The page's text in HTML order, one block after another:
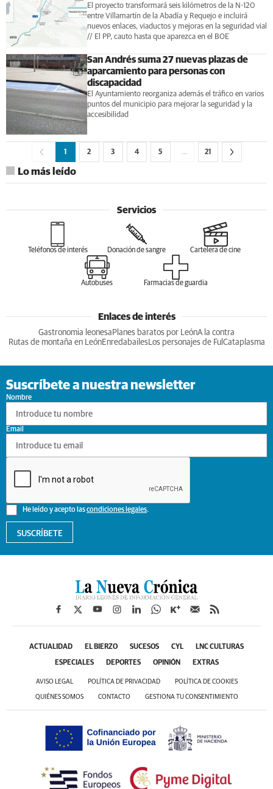
El proyecto transformará seis kilómetros de la N-120
entre Villamartín de la Abadía y Requejo e incluirá
nuevos enlaces, viaductos y mejoras en la seguridad vial
// El PP, cauto hasta que aparezca en el BOE
San Andrés suma 27 nuevas plazas de
aparcamiento para personas con
discapacidad
El Ayuntamiento reorganiza además el tráfico en varios
puntos del municipio para mejorar la seguridad y la
accesibilidad
1 2 3 4 5 … 21
Lo más leído
Servicios
Teléfonos de interés Donación de sangre Cartelera de cine
Autobuses Farmacias de guardia
Enlaces de interés
Gastronomia leonesa Planes baratos por LeónA la contra
Rutas de montaña en LeónEnredabailesLos personajes de Ful Cataplasma
Suscríbete a nuestra newsletter
Nombre
He leído y acepto lascondiciones legales.
Email
SUSCRÍBETE
ACTUALIDAD EL BIERZO SUCESOS CYL LNC CULTURAS
ESPECIALES DEPORTES OPINIÓN EXTRAS
AVISO LEGAL POLÍTICA DE PRIVACIDAD POLÍTICA DE COOKIES
QUIÉNES SOMOS CONTACTO GESTIONA TU CONSENTIMIENTO